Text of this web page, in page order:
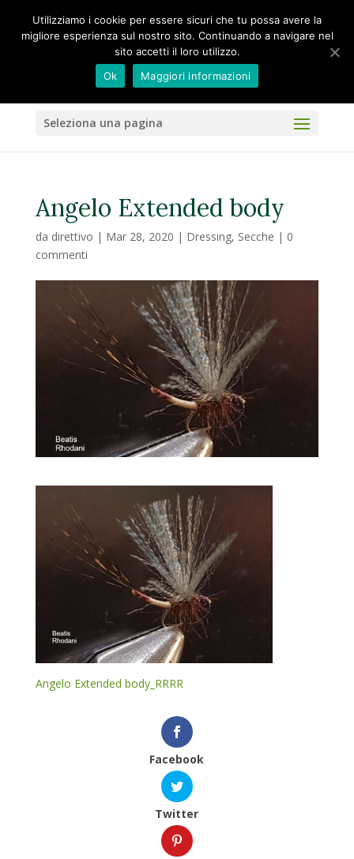
Seleziona una pagina
Angelo Extended body
da direttivo | Mar 28, 2020 | Dressing, Secche | 0
commenti
Angelo Extended body_RRRR
Facebook
Twitter
Utilizziamo i cookie per essere sicuri che tu possa avere la
migliore esperienza sul nostro sito. Continuando a navigare nel
sito accetti il loro utilizzo.
Ok
Maggiori informazioni